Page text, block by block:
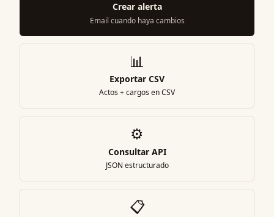
Crear alerta
Email cuando haya cambios
📊
Exportar CSV
Actos + cargos en CSV
⚙️
Consultar API
JSON estructurado
📋